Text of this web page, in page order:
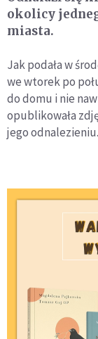
okolicy
miasta.
Jak podała w
we wtorek po
do domu i nie
opublikowała
jego odnalezieniu.